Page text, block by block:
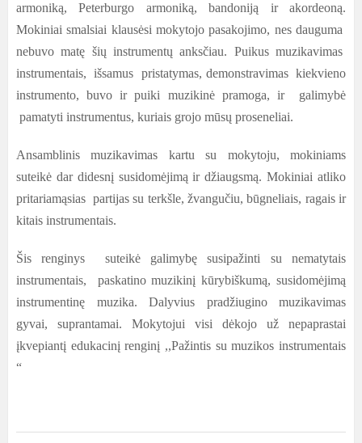
armoniką, Peterburgo armoniką, bandoniją ir akordeoną.
Mokiniai smalsiai klausėsi mokytojo pasakojimo, nes dauguma
nebuvo matę šių instrumentų anksčiau. Puikus muzikavimas
instrumentais, išsamus pristatymas, demonstravimas kiekvieno
instrumento, buvo ir puiki muzikinė pramoga, ir galimybė
pamatyti instrumentus, kuriais grojo mūsų proseneliai.
Ansamblinis muzikavimas kartu su mokytoju, mokiniams
suteikė dar didesnį susidomėjimą ir džiaugsmą. Mokiniai atliko
pritariamąsias partijas su terkšle, žvangučiu, būgneliais, ragais ir
kitais instrumentais.
Šis renginys suteikė galimybę susipažinti su nematytais
instrumentais, paskatino muzikinį kūrybiškumą, susidomėjimą
instrumentinę muzika. Dalyvius pradžiugino muzikavimas
gyvai, suprantamai. Mokytojui visi dėkojo už nepaprastai
įkvepiantį edukacinį renginį ,,Pažintis su muzikos instrumentais
“